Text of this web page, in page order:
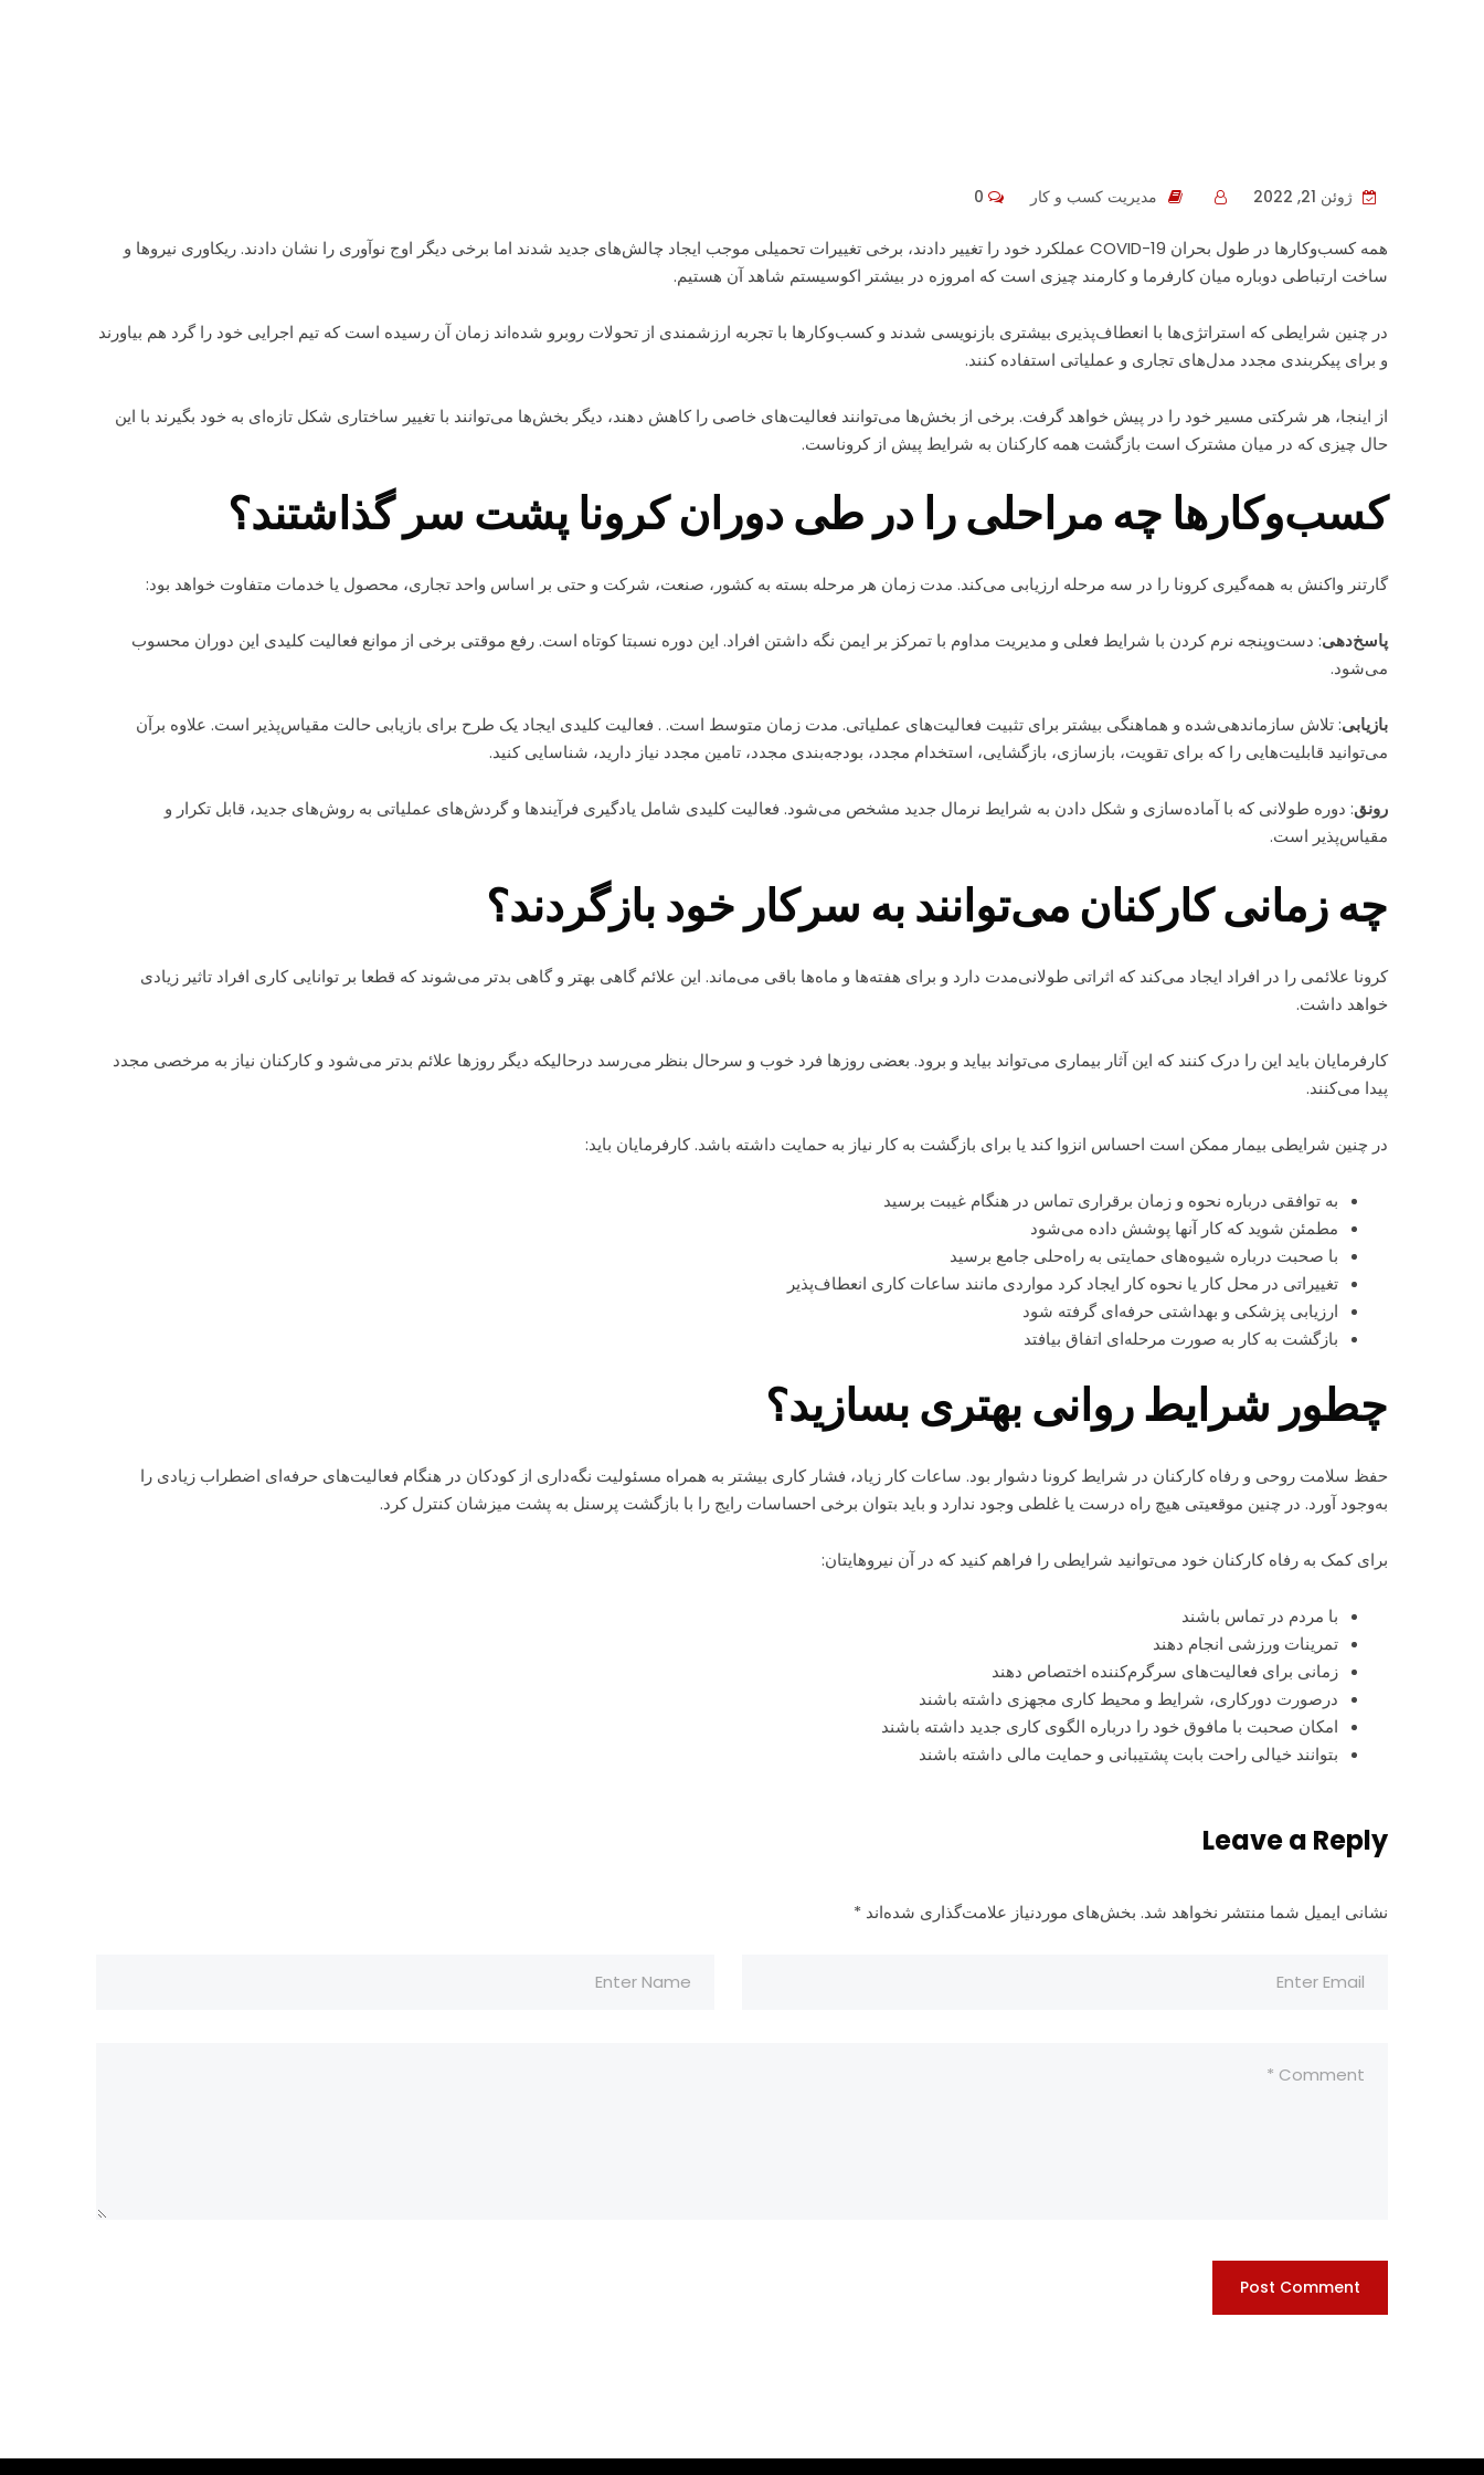
ژوئن 21, 2022 مدیریت کسب و کار
همه کسب‌وکارها در طول بحران COVID-19 عملکرد خود را تغییر دادند، برخی تغییرات تحمیلی موجب ایجاد چالش‌های جدید شدند اما برخی دیگر اوج نوآوری را نشان دادند. ریکاوری نیروها و
ساخت ارتباطی دوباره میان کارفرما و کارمند چیزی است که امروزه در بیشتر اکوسیستم شاهد آن هستیم.
در چنین شرایطی که استراتژی‌ها با انعطاف‌پذیری بیشتری بازنویسی شدند و کسب‌وکارها با تجربه ارزشمندی از تحولات روبرو شده‌اند زمان آن رسیده است که تیم اجرایی خود را گرد هم بیاورند
و برای پیکربندی مجدد مدل‌های تجاری و عملیاتی استفاده کنند.
از اینجا، هر شرکتی مسیر خود را در پیش خواهد گرفت. برخی از بخش‌ها می‌توانند فعالیت‌های خاصی را کاهش دهند، دیگر بخش‌ها می‌توانند با تغییر ساختاری شکل تازه‌ای به خود بگیرند با این
حال چیزی که در میان مشترک است بازگشت همه کارکنان به شرایط پیش از کروناست.
کسب‌وکارها چه مراحلی را در طی دوران کرونا پشت سر گذاشتند؟
گارتنر واکنش به همه‌گیری کرونا را در سه مرحله ارزیابی می‌کند. مدت زمان هر مرحله بسته به کشور، صنعت، شرکت و حتی بر اساس واحد تجاری، محصول یا خدمات متفاوت خواهد بود:
پاسخ‌دهی: دست‌وپنجه نرم کردن با شرایط فعلی و مدیریت مداوم با تمرکز بر ایمن نگه داشتن افراد. این دوره نسبتا کوتاه است. رفع موقتی برخی از موانع فعالیت کلیدی این دوران محسوب
می‌شود.
بازیابی: تلاش سازماندهی‌شده و هماهنگی بیشتر برای تثبیت فعالیت‌های عملیاتی. مدت زمان متوسط است. . فعالیت کلیدی ایجاد یک طرح برای بازیابی حالت مقیاس‌پذیر است. علاوه بر‌آن
می‌توانید قابلیت‌هایی را که برای تقویت، بازسازی، بازگشایی، استخدام مجدد، بودجه‌بندی مجدد، تامین مجدد نیاز دارید، شناسایی کنید.
رونق‌: دوره طولانی که با آماده‌سازی و شکل دادن به شرایط نرمال جدید مشخص می‌شود. فعالیت کلیدی شامل یادگیری فرآیندها و گردش‌های عملیاتی به روش‌های جدید، قابل تکرار و
مقیاس‌پذیر است.
چه زمانی کارکنان می‌توانند به سرکار خود بازگردند؟
کرونا علائمی را در افراد ایجاد می‌کند که اثراتی طولانی‌مدت دارد و برای هفته‌ها و ماه‌ها باقی می‌ماند. این علائم گاهی بهتر و گاهی بدتر می‌شوند که قطعا بر توانایی کاری افراد تاثیر زیادی
خواهد داشت.
کارفرمایان باید این را درک کنند که این آثار بیماری می‌تواند بیاید و برود. بعضی روزها فرد خوب و سرحال بنظر می‌رسد درحالیکه دیگر روزها علائم بدتر می‌شود و کارکنان نیاز به مرخصی مجدد
پیدا می‌کنند.
در چنین شرایطی بیمار ممکن است احساس انزوا کند یا برای بازگشت به کار نیاز به حمایت داشته باشد. کارفرمایان باید:
به توافقی درباره نحوه و زمان برقراری تماس در هنگام غیبت برسید
مطمئن شوید که کار آنها پوشش داده می‌شود
با صحبت درباره شیوه‌های حمایتی به راه‌حلی جامع برسید
تغییراتی در محل کار یا نحوه کار ایجاد کرد مواردی مانند ساعات کاری انعطاف‌پذیر
ارزیابی پزشکی و بهداشتی حرفه‌ای گرفته شود
بازگشت به کار به صورت مرحله‌ای اتفاق بیافتد
چطور شرایط روانی بهتری بسازید؟
حفظ سلامت روحی و رفاه کارکنان در شرایط کرونا دشوار بود. ساعات کار زیاد، فشار کاری بیشتر به همراه مسئولیت نگه‌داری از کودکان در هنگام فعالیت‌های حرفه‌ای اضطراب زیادی را
به‌وجود آورد. در چنین موقعیتی هیچ راه درست یا غلطی وجود ندارد و باید بتوان برخی احساسات رایج را با بازگشت پرسنل به پشت میزشان کنترل کرد.
برای کمک به رفاه کارکنان خود می‌توانید شرایطی را فراهم کنید که در آن نیروهایتان:
با مردم در تماس باشند
تمرینات ورزشی انجام دهند
زمانی برای فعالیت‌های سرگرم‌کننده اختصاص دهند
درصورت دورکاری، شرایط و محیط کاری مجهزی داشته باشند
امکان صحبت با مافوق خود را درباره الگوی کاری جدید داشته باشند
بتوانند خیالی راحت بابت پشتیبانی و حمایت مالی داشته باشند
Leave a Reply
نشانی ایمیل شما منتشر نخواهد شد. بخش‌های موردنیاز علامت‌گذاری شده‌اند *